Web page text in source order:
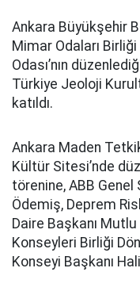
Ankara Büyükşehir
Mimar Odaları
Odası’nın
Türkiye Jeoloji
katıldı.
Ankara Maden
Kültür Sitesi’nde
törenine, ABB Genel
Ödemiş, Deprem
Daire Başkanı
Konseyleri Birliği
Konseyi Başkanı